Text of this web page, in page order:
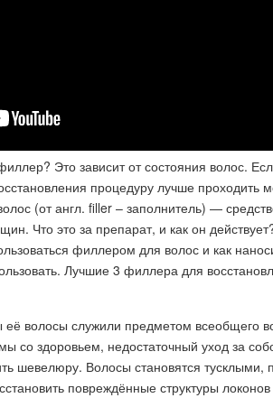
Это зависит от состояния волос.
процедуру лучше проходить
(от англ. filler – заполнитель) —
Что это за препарат, и как он
филлером для волос и как
Лучшие 3 филлера для
волосы служили предметом всеобщего
со здоровьем, недостаточный уход за
шевелюру. Волосы становятся
повреждённые структуры